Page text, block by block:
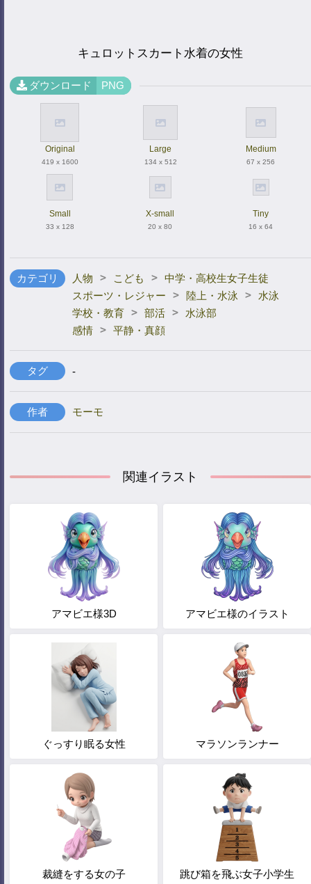
キュロットスカート水着の女性
ダウンロード PNG
Original
419 x 1600
Large
134 x 512
Medium
67 x 256
Small
33 x 128
X-small
20 x 80
Tiny
16 x 64
カテゴリ 人物 > こども > 中学・高校生女子生徒
スポーツ・レジャー
> 陸上・水泳 >
水泳
学校・教育 > 部活 >
水泳部
感情 > 平静・真顔
タグ -
作者 モーモ
関連イラスト
アマビエ様3D アマビエ様のイラスト
ぐっすり眠る女性 マラソンランナー
裁縫をする女の子 跳び箱を飛ぶ女子小学生